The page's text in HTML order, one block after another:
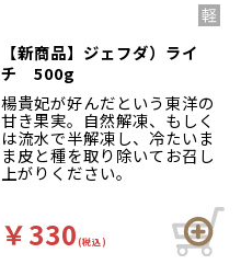
【新商品】ジェフダ）ライ
チ 500g
楊貴妃が好んだという東洋の
甘き果実。自然解凍、もしく
は流水で半解凍し、冷たいま
ま皮と種を取り除いてお召し
上がりください。
￥330(税込)